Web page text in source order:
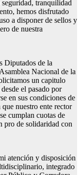
tranquilidad
hemos disfrutado
a disponer de sellos y
de nuestra
Diputados de la
Nacional de la
un capitulo
el pasado por
en sus condiciones de
que nuestro ente rector
cumplan cuotas de
pro de solidaridad con
atención y disposición
integrado